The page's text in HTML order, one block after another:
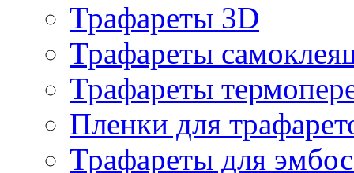
Трафареты 3D
Трафареты
Трафареты
Пленки для
Трафареты для